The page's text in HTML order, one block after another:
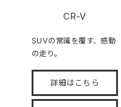
CR-V
SUVの常識を覆す、感動
の走り。
詳細はこちら